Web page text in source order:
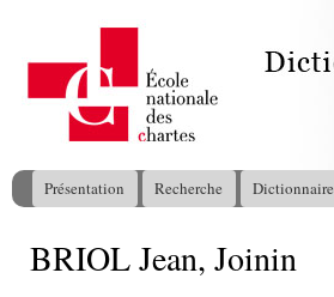
Menu principal
Présentation Recherche Dictionnaire
Vous êtes ici
BRIOL Jean, Joinin